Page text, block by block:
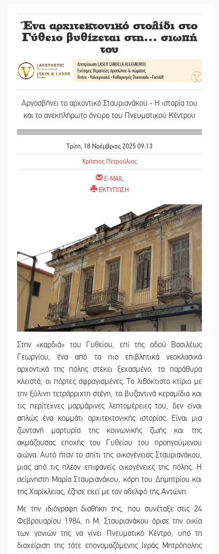
Ένα αρχιτεκτονικό στολίδι στο
Γύθειο βυθίζεται στη… σιωπή
του
Αργοσβήνει το αρχοντικό Σταυριανάκου - Η ιστορία του
και το ανεκπλήρωτο όνειρο του Πνευματικού Κέντρου
Τρίτη, 18 Νοέμβριος 2025 09:13
Χρήστος Πετρούλιας
E-MAIL
ΕΚΤΥΠΩΣΗ
Στην «καρδιά» του Γυθείου, επί της οδού Βασιλέως
Γεωργίου, ένα από τα πιο επιβλητικά νεοκλασικά
αρχοντικά της πόλης στέκει ξεχασμένο, τα παράθυρα
κλειστά, οι πόρτες σφραγισμένες. Το λιθόκτιστο κτίριο με
την ξύλινη τετράρριχτη στέγη, τα βυζαντινά κεραμίδια και
τις περίτεχνες μαρμάρινες λεπτομέρειες του, δεν είναι
απλώς ένα κομμάτι αρχιτεκτονικής ιστορίας. Είναι μια
ζωντανή μαρτυρία της κοινωνικής ζωής και της
ακμάζουσας εποχής του Γυθείου του προηγούμενου
αιώνα. Αυτό ήταν το σπίτι της οικογένειας Σταυριανάκου,
μιας από τις πλέον επιφανείς οικογένειες της πόλης. Η
αείμνηστη Μαρία Σταυριανάκου, κόρη του Δημητρίου και
της Χαρίκλειας, έζησε εκεί με τον αδελφό της Αντώνη.
Με την ιδιόγραφη διαθήκη της, που συνέταξε στις 24
Φεβρουαρίου 1984, η Μ. Σταυριανάκου όρισε την οικία
των γονιών της να γίνει Πνευματικό Κέντρο, υπό τη
διαχείριση της τότε επονομαζόμενης Ιεράς Μητρόπολης